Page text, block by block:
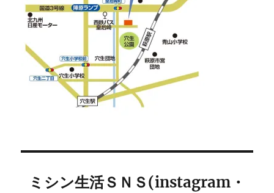
ミシン生活ＳＮＳ(instagram・